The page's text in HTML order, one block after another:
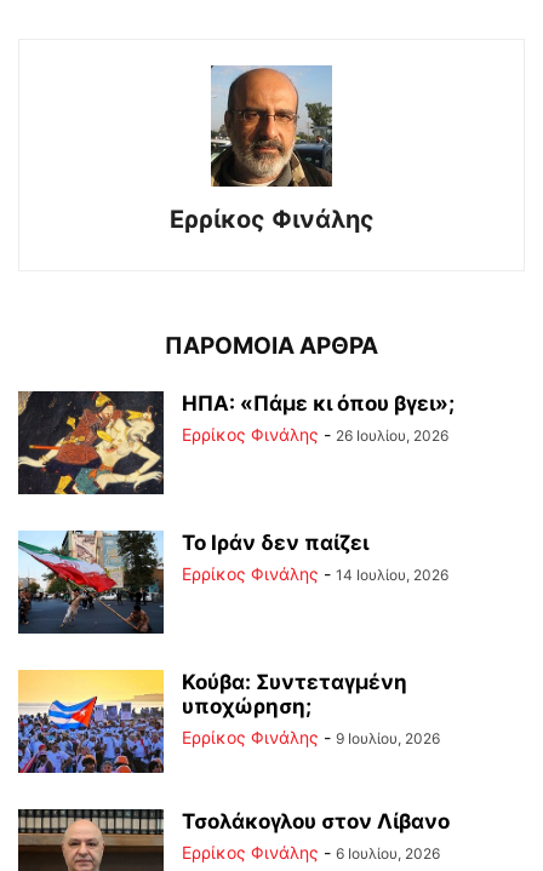
Ερρίκος Φινάλης
ΠΑΡΟΜΟΙΑ ΑΡΘΡΑ
ΗΠΑ: «Πάμε κι όπου βγει»;
Ερρίκος Φινάλης - 26 Ιουλίου, 2026
Το Ιράν δεν παίζει
Ερρίκος Φινάλης - 14 Ιουλίου, 2026
Κούβα: Συντεταγμένη
υποχώρηση;
Ερρίκος Φινάλης - 9 Ιουλίου, 2026
Τσολάκογλου στον Λίβανο
Ερρίκος Φινάλης - 6 Ιουλίου, 2026